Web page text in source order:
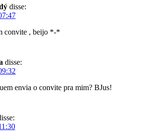
disse:
convite , beijo *-*
disse:
envia o convite pra mim? BJus!